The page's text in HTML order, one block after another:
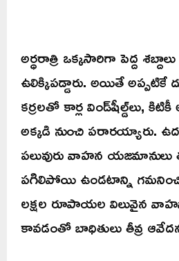
అర్ధరాత్రి ఒక్కసారిగా పెద్ద
ఉలిక్కిపడ్డారు. అయితే అప్పటికే
కర్రలతో కార్ల విండ్‌షీల్డ్‌లు,
అక్కడి నుంచి పరారయ్యారు.
పలువురు వాహన యజమానులు
పగిలిపోయి ఉండటాన్ని గమనించి
లక్షల రూపాయల విలువైన
కావడంతో బాధితులు తీవ్ర ఆవేదన